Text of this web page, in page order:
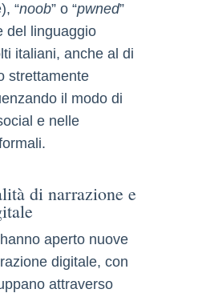
“noob” o “pwned”
del linguaggio
italiani, anche al di
strettamente
il modo di
e nelle
di narrazione e
aperto nuove
digitale, con
attraverso